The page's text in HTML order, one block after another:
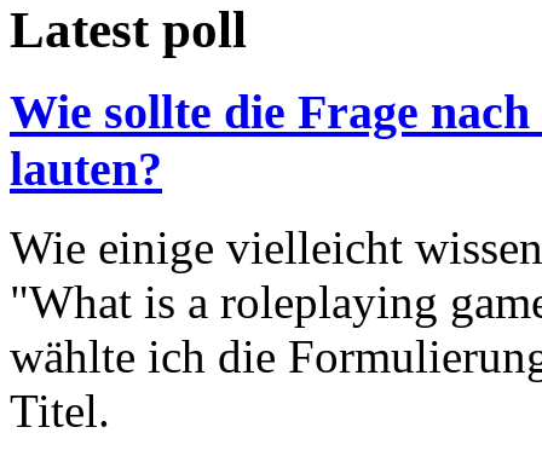
Latest poll
Wie sollte die Frage
lauten?
Wie einige vielleicht
"What is a roleplaying
wählte ich die
Titel.